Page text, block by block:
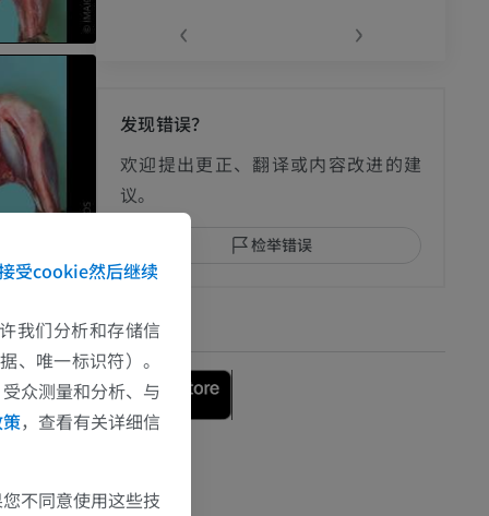
‹ ›
发现错误？
欢迎提出更正、翻译或内容改进的建
议。
检举错误
下载APP
受cookie然后继续
我们分析和存储信
、唯一标识符）。
众测量和分析、与
，查看有关详细信
不同意使用这些技